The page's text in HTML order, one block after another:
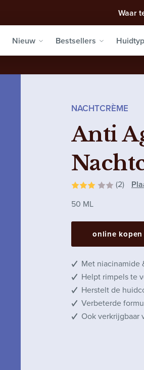
Waar
Nieuw Bestsellers
NACHTCRÈME
Anti
(2)
50 ML
online kopen
Met niacinamide
Helpt rimpels te
Herstelt de
Verbeterde
Ook verkrijgbaar